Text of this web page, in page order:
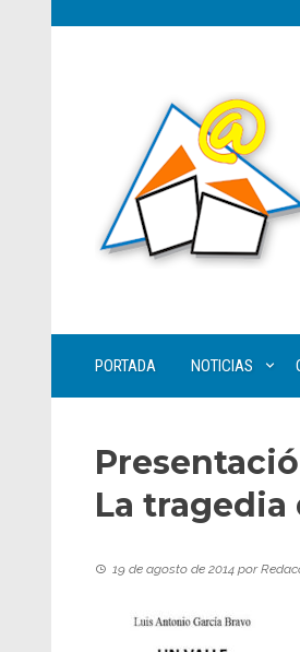
PORTADA NOTICIAS
La tragedia
19 de agosto de 2014 por